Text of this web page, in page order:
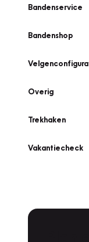
Bandenservice
Bandenshop
Overig
Trekhaken
Vakantiecheck